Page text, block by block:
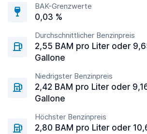
BAK-Grenzwerte
0,03 %
Durchschnittlicher Benzinpreis
2,55 BAM pro Liter oder
Gallone
Niedrigster Benzinpreis
2,42 BAM pro Liter oder
Gallone
Höchster Benzinpreis
2,80 BAM pro Liter oder